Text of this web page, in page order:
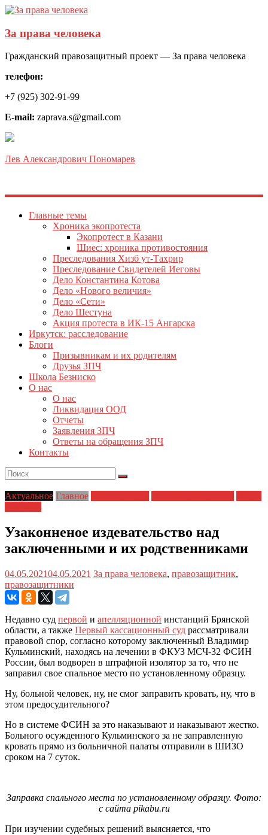
За права человека
Гражданский правозащитный проект — За права человека
телефон:
+7 (925) 302-91-99
E-mail: zaprava.s@gmail.com
Лев Александрович Пономарев
Главные темы
Хроника экопротеста
Экопротест в Казани
Шиес: хроника противостояния
Преследования Хизб ут-Тахрир
Преследование Свидетелей Иеговы
Дело Константина Котова
Дело «Нового величия»
Дело «Сети»
Дело Шестуна
Акция протеста в ИК-15 Ангарска
Иркутск: расследование
Блоги
Призывникам и их родителям
Друзья ЗПЧ
Школа Безниско
О нас
О нас
Ликвидация ООД
Отчеты
Заявления ЗПЧ
Ответы на обращения ЗПЧ
Контакты
Актуальное Главное
Узаконненое издевательство над
заключенными и их родственниками
04.05.202104.05.2021 За права человека, правозащитник,
правозащитники
Недавно суд первой и апелляционной инстанций Брянской
области, а также Первый кассационный суд рассматривали
правовой спор, согласно которому заключенный Владимир
Кульминский, находясь на лечении в ФКУЗ МСЧ-32 ФСИН
России, был водворен в штрафной изолятор за то, что не
заправил свое спальное место по установленному образцу.
Ну, больной человек, ну, не смог заправить кровать, ну, что в
этом предосудительного?
Но в системе ФСИН за это наказывают и наказывают жестко.
Больного осужденного Кульминского за не заправленную
кровать прямо из больничной палаты отправили в ШИЗО
сроком на 7 суток.
Заправка спального места по установленному образцу. Фото:
с сайта pikabu.ru
При изучении судебных решений выясняется, что